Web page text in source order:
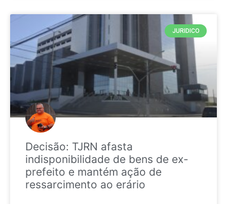
JURIDICO
Decisão: TJRN afasta
indisponibilidade de bens de ex-
prefeito e mantém ação de
ressarcimento ao erário